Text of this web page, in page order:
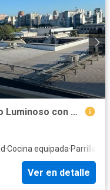
Alquila Gran Monoambiente Alto Luminoso con muebles - Palermo Nuevo
·Cocina equipada·Parrilla
Ver en detalle